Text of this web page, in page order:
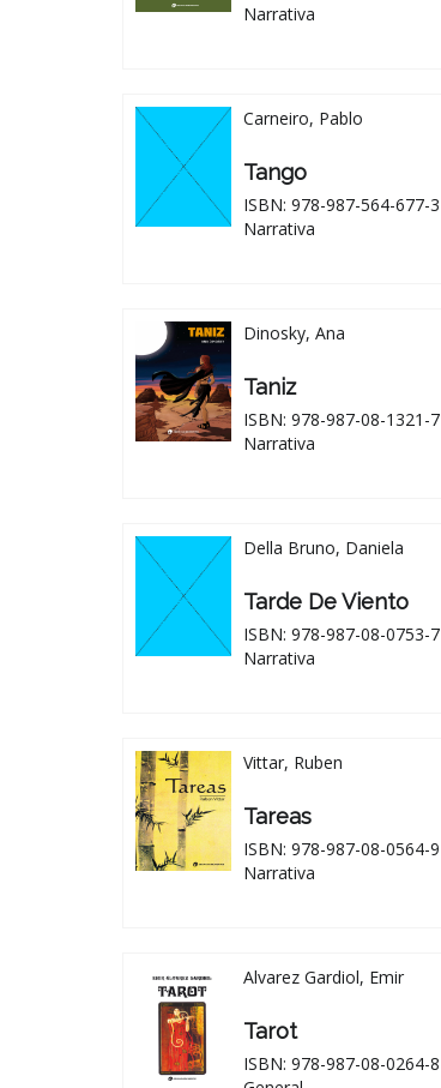
Narrativa
Carneiro, Pablo
Tango
ISBN: 978-987-564-677-3
Narrativa
Dinosky, Ana
Taniz
ISBN: 978-987-08-1321-7
Narrativa
Della Bruno, Daniela
Tarde De Viento
ISBN: 978-987-08-0753-7
Narrativa
Vittar, Ruben
Tareas
ISBN: 978-987-08-0564-9
Narrativa
Alvarez Gardiol, Emir
Tarot
ISBN: 978-987-08-0264-8